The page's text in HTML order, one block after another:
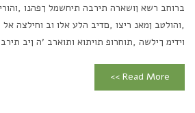
ברוחב רשא ןושארה תירבה תיחשמל ךפהנו
,והולטב ןמאנ ריצו ,םדיב הלע אלו וב וחילצה
וידימ ךילשה ,תוחרופ תויתוא ותוארב 'ה ןיב
Read More >>